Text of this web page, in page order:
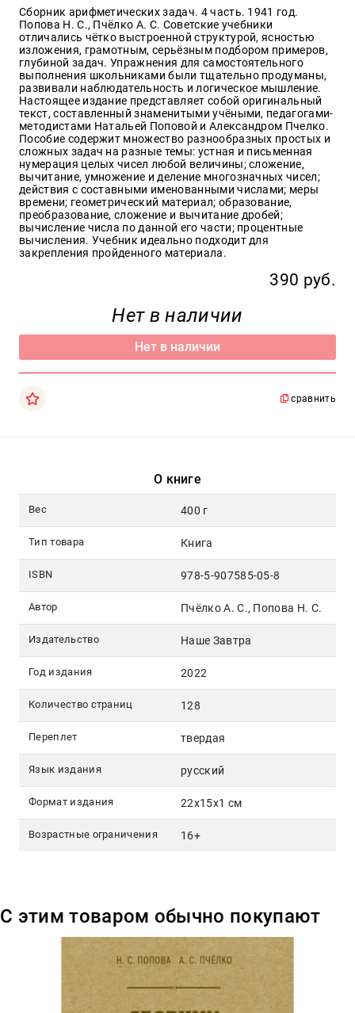
Сборник арифметических задач. 4 часть. 1941 год.
Попова Н. С., Пчёлко А. С. Советские учебники
отличались чётко выстроенной структурой, ясностью
изложения, грамотным, серьёзным подбором примеров,
глубиной задач. Упражнения для самостоятельного
выполнения школьниками были тщательно продуманы,
развивали наблюдательность и логическое мышление.
Настоящее издание представляет собой оригинальный
текст, составленный знаменитыми учёными, педагогами-
методистами Натальей Поповой и Александром Пчелко.
Пособие содержит множество разнообразных простых и
сложных задач на разные темы: устная и письменная
нумерация целых чисел любой величины; сложение,
вычитание, умножение и деление многозначных чисел;
действия с составными именованными числами; меры
времени; геометрический материал; образование,
преобразование, сложение и вычитание дробей;
вычисление числа по данной его части; процентные
вычисления. Учебник идеально подходит для
закрепления пройденного материала.
390 руб.
Нет в наличии
Нет в наличии
сравнить
О книге
Вес 400 г
Тип товара Книга
ISBN 978-5-907585-05-8
Автор Пчёлко А. С., Попова Н. С.
Издательство Наше Завтра
Год издания 2022
Количество страниц 128
Переплет твердая
Язык издания русский
Формат издания 22x15x1 см
Возрастные ограничения 16+
С этим товаром обычно покупают
Культура
и
Искусство
Поэзия
Кухня,
гастрономия,
кулинария
Оптовикам
Авторам
Контакты
+7(499)